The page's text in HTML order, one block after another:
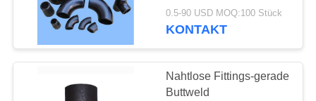
ZITAT
SITEMAP
Kohlenstoffstahl-
Ellbogen
0.5-90 USD MOQ:100 Stück
KONTAKT
Nahtlose Fittings-gerade
Buttweld